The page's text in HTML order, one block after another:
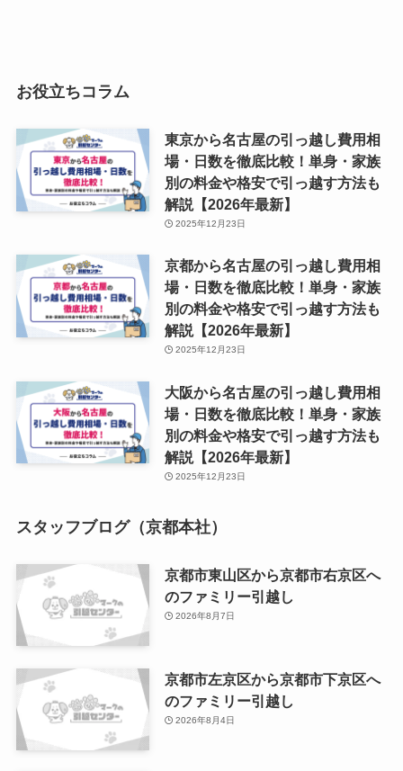
お役立ちコラム
東京から名古屋の引っ越し費用相
場・日数を徹底比較！単身・家族
別の料金や格安で引っ越す方法も
解説【2026年最新】
2025年12月23日
京都から名古屋の引っ越し費用相
場・日数を徹底比較！単身・家族
別の料金や格安で引っ越す方法も
解説【2026年最新】
2025年12月23日
大阪から名古屋の引っ越し費用相
場・日数を徹底比較！単身・家族
別の料金や格安で引っ越す方法も
解説【2026年最新】
2025年12月23日
スタッフブログ（京都本社）
京都市東山区から京都市右京区へ
のファミリー引越し
2026年8月7日
京都市左京区から京都市下京区へ
のファミリー引越し
2026年8月4日